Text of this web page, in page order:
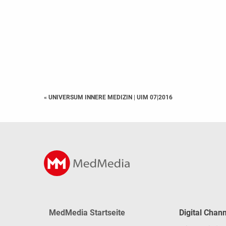
« UNIVERSUM INNERE MEDIZIN | UIM 07|2016
MedMedia Startseite
Digital